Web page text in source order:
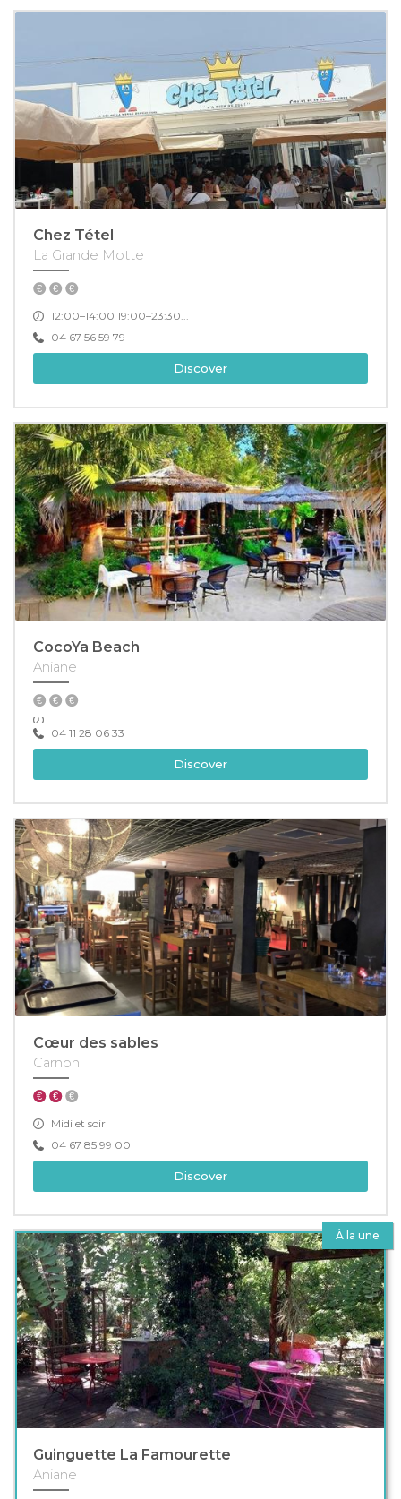
Chez Tétel
La Grande Motte
12:00–14:00 19:00–23:30...
04 67 56 59 79
Discover
CocoYa Beach
Aniane
04 11 28 06 33
Discover
Cœur des sables
Carnon
Midi et soir
04 67 85 99 00
Discover
À la une
Guinguette La Famourette
Aniane